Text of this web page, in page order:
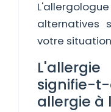
alternatives
votre
signifie-
allergie à